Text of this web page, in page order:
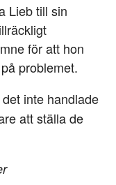
Lieb till sin
för att hon
problemet.
inte handlade
att ställa de